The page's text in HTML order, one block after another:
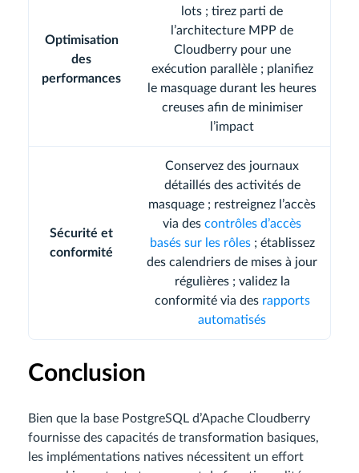
Optimisation
des
performances
lots ; tirez parti de
l’architecture MPP de
Cloudberry pour une
exécution parallèle ; planifiez
le masquage durant les heures
creuses afin de minimiser
l’impact
Sécurité et
conformité
Conservez des journaux
détaillés des activités de
masquage ; restreignez l’accès
via des contrôles d’accès
basés sur les rôles; établissez
des calendriers de mises à jour
régulières ; validez la
conformité via des rapports
automatisés
Conclusion
Bien que la base PostgreSQL d’Apache Cloudberry
fournisse des capacités de transformation basiques,
les implémentations natives nécessitent un effort